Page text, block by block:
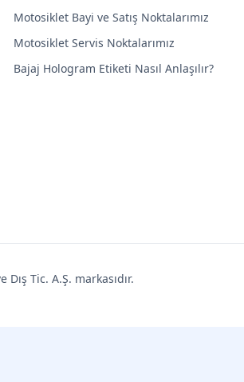
Motosiklet Bayi ve Satış Noktalarımız
Motosiklet Servis Noktalarımız
Bajaj Hologram Etiketi Nasıl Anlaşılır?
Tic. A.Ş. markasıdır.